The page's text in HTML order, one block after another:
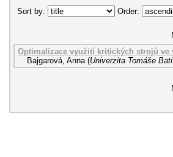
Sort by:
Order:
Optimalizace využití kritických strojů ve
Bajgarová, Anna (Univerzita Tomáše